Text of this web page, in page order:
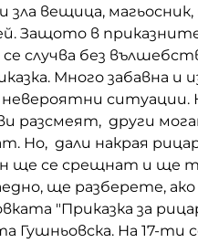
зла вещица,
Защото в
случва без
Много забавна и
невероятни ситуации.
разсмеят, други
Но, дали накрая
ще се срещнат и ще
ще разберете,
"Приказка за
Гушньовска. На 17-ти